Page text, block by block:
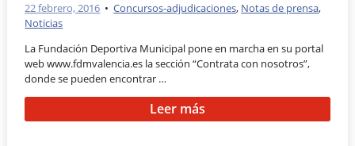
22 febrero, 2016 •Concursos-adjudicaciones, Notas de prensa,
Noticias
La Fundación Deportiva Municipal pone en marcha en su portal
web www.fdmvalencia.es la sección “Contrata con nosotros”,
donde se pueden encontrar …
Leer más